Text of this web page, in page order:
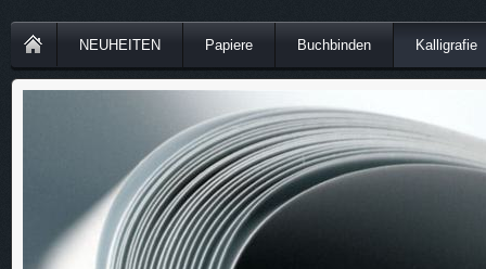
NEUHEITEN Papiere Buchbinden Kalligrafie